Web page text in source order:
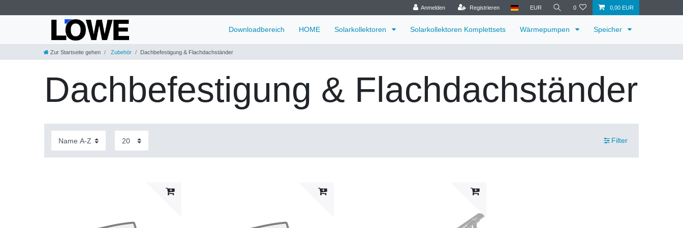
Anmelden Registrieren EUR 0 0,00 EUR
Downloadbereich HOME Solarkollektoren Solarkollektoren Komplettsets Wärmepumpen Speicher
Zur Startseite gehen Zubehör Dachbefestigung & Flachdachständer
Dachbefestigung & Flachdachständer
Filter